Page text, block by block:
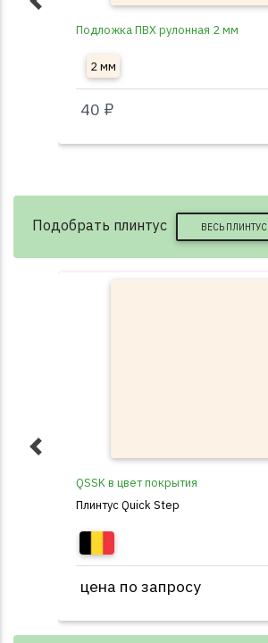
Подложка ПВХ рулонная 2 мм
2 мм
40 ₽
Подобрать плинтус ВЕСЬ ПЛИНТУС
QSSK в цвет покрытия
Плинтус Quick Step
цена по запросу